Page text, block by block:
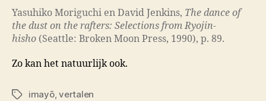
Yasuhiko Moriguchi en David Jenkins, The dance of
the dust on the rafters: Selections from Ryojin-
hisho (Seattle: Broken Moon Press, 1990), p. 89.
Zo kan het natuurlijk ook.
Tagsimayō,vertalen